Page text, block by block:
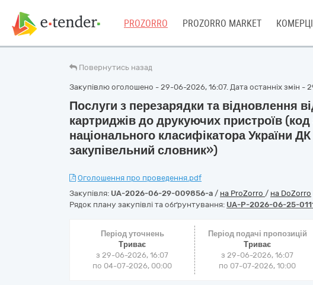
PROZORRO PROZORRO MARKET
Повернутись назад
Закупівлю оголошено - 29-06-2026, 16:07. Дата останніх змін -
Послуги з перезарядки та відновлення
картриджів до друкуючих пристроїв
національного класифікатора України
закупівельний словник»)
Оголошення про проведення.pdf
Закупівля: UA-2026-06-29-009856-a / на ProZorro / на DoZorro
Рядок плану закупівлі та обґрунтування: UA-P-2026-06-25-
Період уточнень
Триває
з 29-06-2026, 16:07
по 04-07-2026, 00:00
Період подачі пропозицій
Триває
з 29-06-2026, 16:07
по 07-07-2026, 10:00